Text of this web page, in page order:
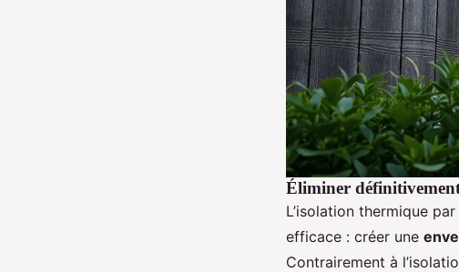
Éliminer
L’isolation thermique
efficace : créer une
Contrairement à